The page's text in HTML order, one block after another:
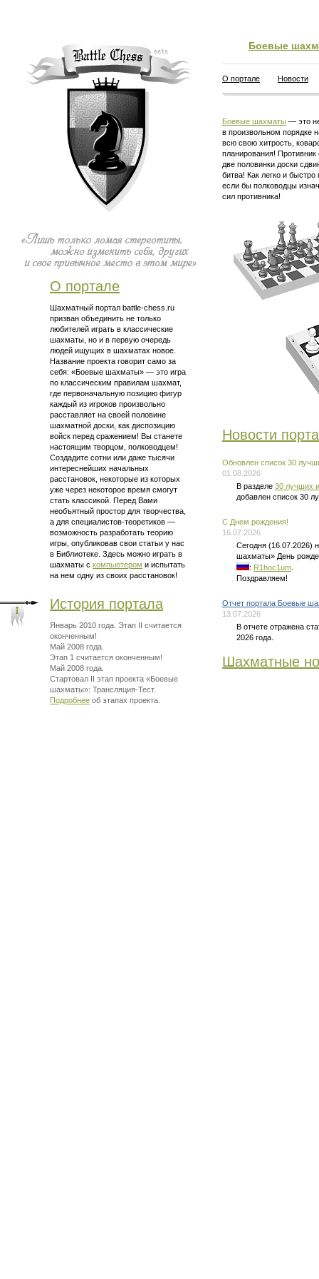
О портале
Шахматный портал battle-chess.ru
призван объединить не только
любителей играть в классические
шахматы, но и в первую очередь
людей ищущих в шахматах новое.
Название проекта говорит само за
себя: «Боевые шахматы» — это игра
по классическим правилам шахмат,
где первоначальную позицию фигур
каждый из игроков произвольно
расставляет на своей половине
шахматной доски, как диспозицию
войск перед сражением! Вы станете
настоящим творцом, полководцем!
Создадите сотни или даже тысячи
интереснейших начальных
расстановок, некоторые из которых
уже через некоторое время смогут
стать классикой. Перед Вами
необъятный простор для творчества,
а для специалистов-теоретиков —
возможность разработать теорию
игры, опубликовав свои статьи у нас
в Библиотеке. Здесь можно играть в
шахматы с компьютером и испытать
на нем одну из своих расстановок!
История портала
Январь 2010 года. Этап II считается
оконченным!
Май 2008 года.
Этап 1 считается оконченным!
Май 2008 года.
Стартовал II этап проекта «Боевые
шахматы»: Трансляция-Тест.
Подробнее об этапах проекта.
Боевые
О портале Новости
Боевые шахматы — это
в произвольном порядке
всю свою хитрость,
планирования!
две половинки доски
битва! Как легко и
если бы полководцы
сил противника!
Новости
Обновлен список 30
01.08.2026
В разделе 30 лучших
добавлен список 30
C Днем рождения!
16.07.2026
Сегодня (16.07.2026)
шахматы» День
: R1hoc1um
Поздравляем!
Отчет портала Боевые
13.07.2026
В отчете отражена
2026 года.
Шахматные